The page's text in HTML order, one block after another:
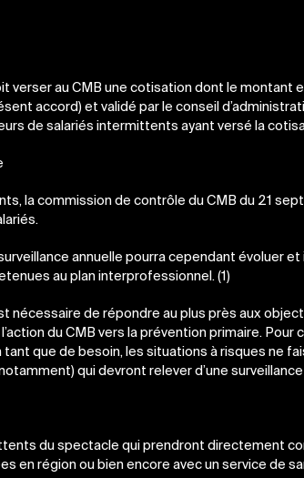
verser au CMB une cotisation dont le montant
accord) et validé par le conseil
de salariés intermittents ayant versé la
la commission de contrôle du CMB du 21
annuelle pourra cependant évoluer et
au plan interprofessionnel. (1)
nécessaire de répondre au plus près aux
du CMB vers la prévention primaire. Pour
que de besoin, les situations à risques ne
qui devront relever d’une
du spectacle qui prendront directement
en région ou bien encore avec un service de